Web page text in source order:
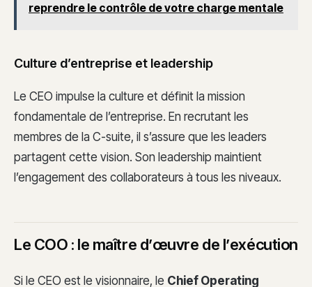
reprendre le contrôle de votre charge mentale
Culture d’entreprise et leadership
Le CEO impulse la culture et définit la mission
fondamentale de l’entreprise. En recrutant les
membres de la C-suite, il s’assure que les leaders
partagent cette vision. Son leadership maintient
l’engagement des collaborateurs à tous les niveaux.
Le COO : le maître d’œuvre de l’exécution
Si le CEO est le visionnaire, le Chief Operating